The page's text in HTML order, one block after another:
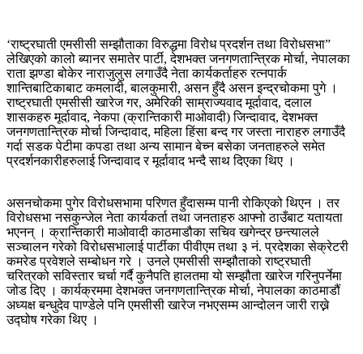
‘राष्ट्रघाती एमसीसी सम्झौताका विरुद्धमा विरोध प्रदर्शन तथा विरोधसभा”
लेखिएको कालो ब्यानर समातेर पार्टी, देशभक्त जनगणतान्त्रिक मोर्चा, नेपालका
राता झण्डा बोकेर नाराजुलुस लगाउँदै नेता कार्यकर्ताहरु रत्नपार्क
शान्तिबाटिकाबाट कमलादी, बालकुमारी, असन हुँदै असन इन्द्रचोकमा पुगे ।
राष्ट्रघाती एमसीसी खारेज गर, अमेरिकी साम्राज्यवाद मूर्दावाद, दलाल
शासकहरु मूर्दावाद, नेकपा (क्रान्तिकारी माओवादी) जिन्दावाद, देशभक्त
जनगणतान्त्रिक मोर्चा जिन्दावाद, महिला हिंसा बन्द गर जस्ता नाराहरु लगाउँदै
गर्दा सडक पेटीमा कपडा तथा अन्य सामान बेच्न बसेका जनताहरुले समेत
प्रदर्शनकारीहरुलाई जिन्दावाद र मूर्दावाद भन्दै साथ दिएका थिए ।
असनचोकमा पुगेर विरोधसभामा परिणत हुँदासम्म पानी रोकिएको थिएन । तर
विरोधसभा नसकुन्जेल नेता कार्यकर्ता तथा जनताहरु आफ्नो ठाउँबाट यतायता
भएनन् । क्रान्तिकारी माओवादी काठमाडौका सचिव खगेन्द्र छन्त्यालले
सञ्चालन गरेको विरोधसभालाई पार्टीका पीवीएम तथा ३ नं. प्रदेशका सेक्रेटरी
कमरेड प्रवेशले सम्बोधन गरे । उनले एमसीसी सम्झौताको राष्ट्रघाती
चरित्रको सविस्तार चर्चा गर्दै कुनैपति हालतमा यो सम्झौता खारेज गरिनुपर्नेमा
जोड दिए । कार्यक्रममा देशभक्त जनगणतान्त्रिक मोर्चा, नेपालका काठमाडौं
अध्यक्ष बन्धुदेव पाण्डेले पनि एमसीसी खारेज नभएसम्म आन्दोलन जारी राख्ने
उद्घोष गरेका थिए ।